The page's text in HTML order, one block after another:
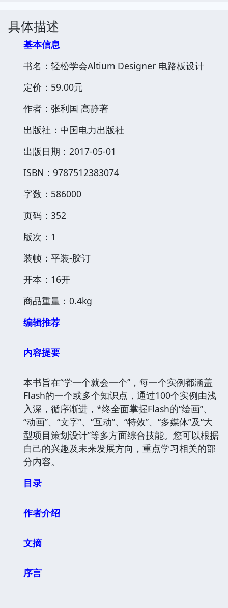
具体描述
基本信息
书名：轻松学会Altium Designer 电路板设计
定价：59.00元
作者：张利国 高静著
出版社：中国电力出版社
出版日期：2017-05-01
ISBN：9787512383074
字数：586000
页码：352
版次：1
装帧：平装-胶订
开本：16开
商品重量：0.4kg
编辑推荐
内容提要
本书旨在“学一个就会一个”，每一个实例都涵盖
Flash的一个或多个知识点，通过100个实例由浅
入深，循序渐进，*终全面掌握Flash的“绘画”、
“动画”、“文字”、“互动”、“特效”、“多媒体”及“大
型项目策划设计”等多方面综合技能。您可以根据
自己的兴趣及未来发展方向，重点学习相关的部
分内容。
目录
作者介绍
文摘
序言